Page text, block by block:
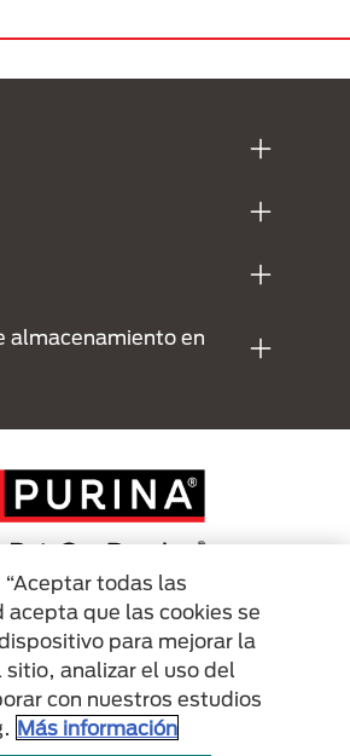
almacenamiento en
Purina
owned by Société des Produits Nestlé S.A.,
or are used with permission.
“Aceptar todas las
acepta que las cookies se
para mejorar la
sitio, analizar el uso del
con nuestros estudios
Más información